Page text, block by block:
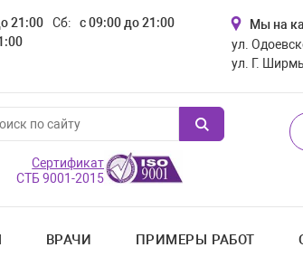
21:00 Сб:
с 09:00 до 21:00
Мы на
ул.
ул. Г.
Сертификат
СТБ 9001-2015
ВРАЧИ ПРИМЕРЫ РАБОТ